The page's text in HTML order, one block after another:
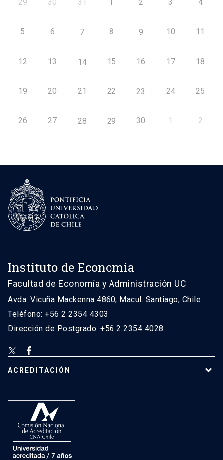
29 30 31 1 2 3 4
5 6 7 8 9 10 11
12 13 14 15 16 17 18
19 20 21 22 23 24 25
26 27 28 29 30 1 2
Instituto de Economía
Facultad de Economía y Administración UC
Avda. Vicuña Mackenna 4860, Macul. Santiago, Chile
Teléfono: +56 2 2354 4303
Dirección de Postgrado: +56 2 2354 4028
ACREDITACIÓN